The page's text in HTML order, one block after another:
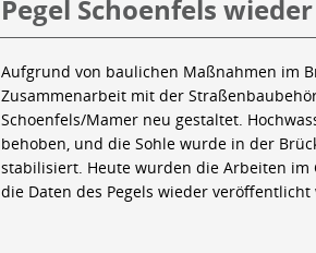
Pegel Schoenfels
Aufgrund von baulichen Maßnahmen im
Zusammenarbeit mit der
Schoenfels/Mamer neu gestaltet.
behoben, und die Sohle wurde in der
stabilisiert. Heute wurden die Arbeiten im
die Daten des Pegels wieder